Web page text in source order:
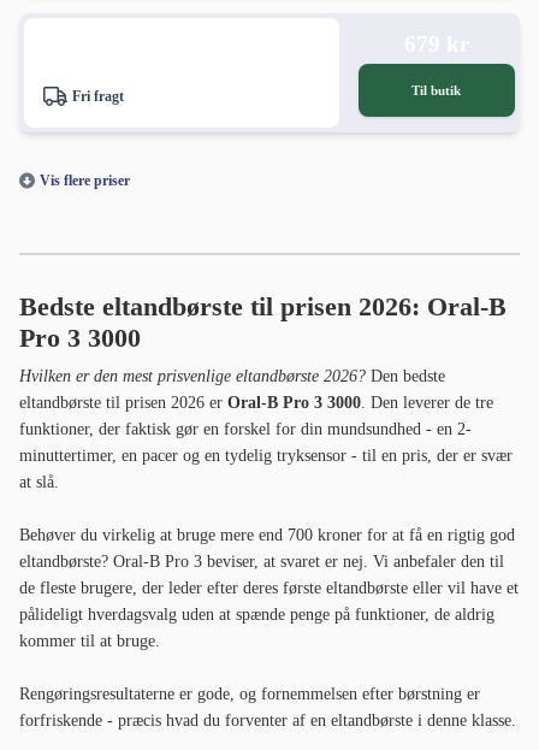
Fri fragt Til butik
Vis flere priser
Bedste eltandbørste til prisen 2026: Oral-B
Pro 3 3000
Hvilken er den mest prisvenlige eltandbørste 2026? Den bedste
eltandbørste til prisen 2026 er Oral-B Pro 3 3000. Den leverer de tre
funktioner, der faktisk gør en forskel for din mundsundhed - en 2-
minuttertimer, en pacer og en tydelig tryksensor - til en pris, der er svær
at slå.
Behøver du virkelig at bruge mere end 700 kroner for at få en rigtig god
eltandbørste? Oral-B Pro 3 beviser, at svaret er nej. Vi anbefaler den til
de fleste brugere, der leder efter deres første eltandbørste eller vil have et
pålideligt hverdagsvalg uden at spænde penge på funktioner, de aldrig
kommer til at bruge.
Rengøringsresultaterne er gode, og fornemmelsen efter børstning er
forfriskende - præcis hvad du forventer af en eltandbørste i denne klasse.